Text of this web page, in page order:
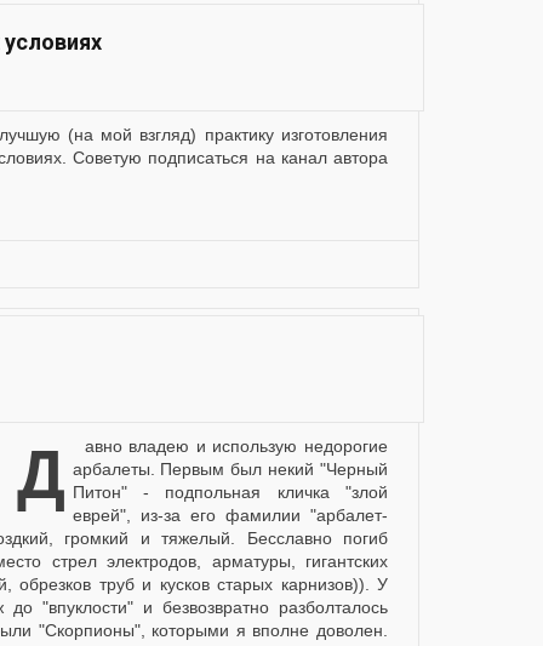
Советую подписаться на канал автора
арбалеты. Первым был некий "Черный
Питон" - подпольная кличка "злой
еврей", из-за его фамилии "арбалет-
громкий и тяжелый. Бесславно погиб
стрел электродов, арматуры, гигантских
обрезков труб и кусков старых карнизов)). У
"впуклости" и безвозвратно разболталось
которыми я вполне доволен.